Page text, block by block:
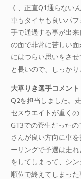
く、正直Q1通らない
車もタイヤも良いパ
手で通過する事が出
の面で非常に苦しい
にはつらい思いをさ
と長いので、しっかり
大草りき選手コメント
Q2を担当しました。
セスウエイトが重く
GT3での菅生だった
さんが良い方向に車
ーリングで予選は走
をしてしまって、シ
順位で終えてしまっ